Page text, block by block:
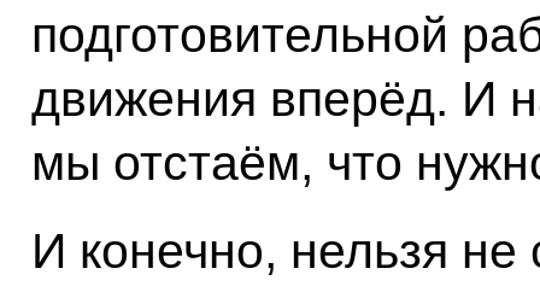
подготовительной
движения вперёд. И
мы отстаём, что
И конечно, нельзя не